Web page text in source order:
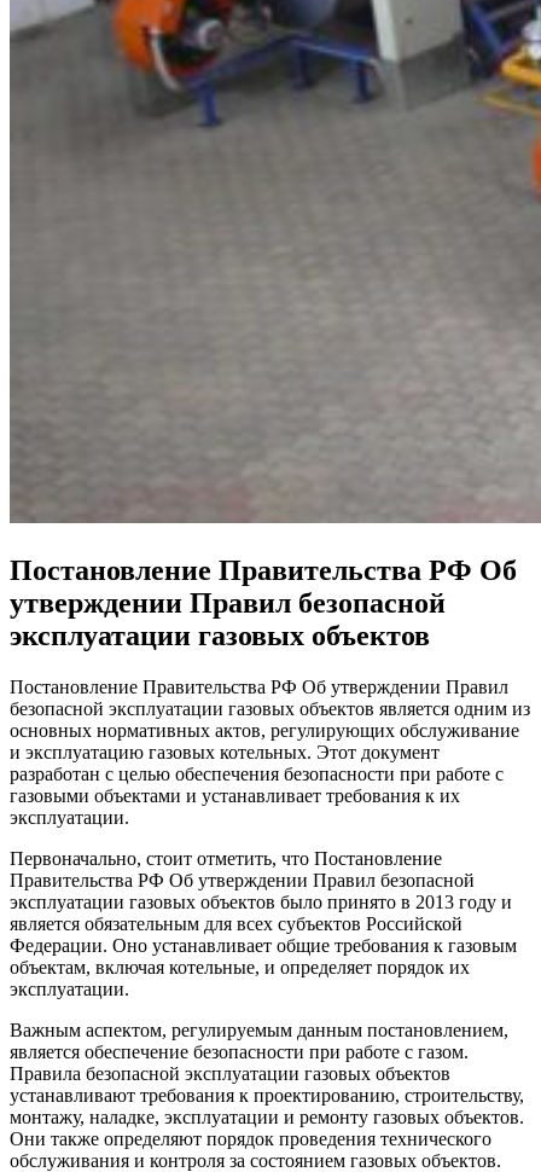
Постановление Правительства РФ Об
утверждении Правил безопасной
эксплуатации газовых объектов
Постановление Правительства РФ Об утверждении Правил
безопасной эксплуатации газовых объектов является одним из
основных нормативных актов, регулирующих обслуживание
и эксплуатацию газовых котельных. Этот документ
разработан с целью обеспечения безопасности при работе с
газовыми объектами и устанавливает требования к их
эксплуатации.
Первоначально, стоит отметить, что Постановление
Правительства РФ Об утверждении Правил безопасной
эксплуатации газовых объектов было принято в 2013 году и
является обязательным для всех субъектов Российской
Федерации. Оно устанавливает общие требования к газовым
объектам, включая котельные, и определяет порядок их
эксплуатации.
Важным аспектом, регулируемым данным постановлением,
является обеспечение безопасности при работе с газом.
Правила безопасной эксплуатации газовых объектов
устанавливают требования к проектированию, строительству,
монтажу, наладке, эксплуатации и ремонту газовых объектов.
Они также определяют порядок проведения технического
обслуживания и контроля за состоянием газовых объектов.